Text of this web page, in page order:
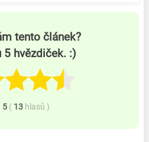
tento článek?
5 hvězdiček. :)
5 ( 13 hlasů )